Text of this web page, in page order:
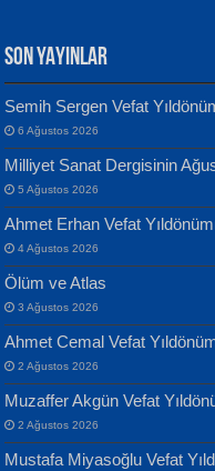
MUSTAFA KELOĞLU
Yarına İz Bırakmak...
ATİLLA ÖZEN
Sultan Olmadan Önce
Yılmaz Ekinci
Geceye Söylenen...
Banu Sancak
Defterimden İçeri...
SON YAYINLAR
Semih Sergen Vefat
6 Ağustos 2026
Milliyet Sanat Dergisinin
5 Ağustos 2026
Ahmet Erhan Vefat
4 Ağustos 2026
Ölüm ve Atlas
3 Ağustos 2026
Ahmet Cemal Vefat
2 Ağustos 2026
Muzaffer Akgün Vefat
2 Ağustos 2026
Mustafa Miyasoğlu Vefat